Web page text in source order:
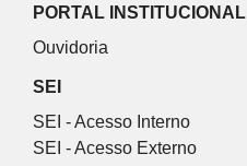
PORTAL INSTITUCIONAL
Ouvidoria
SEI
SEI - Acesso Interno
SEI - Acesso Externo